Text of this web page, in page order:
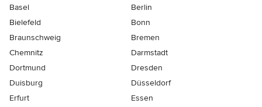
Basel
Berlin
Bielefeld
Bonn
Braunschweig
Bremen
Chemnitz
Darmstadt
Dortmund
Dresden
Duisburg
Düsseldorf
Erfurt
Essen